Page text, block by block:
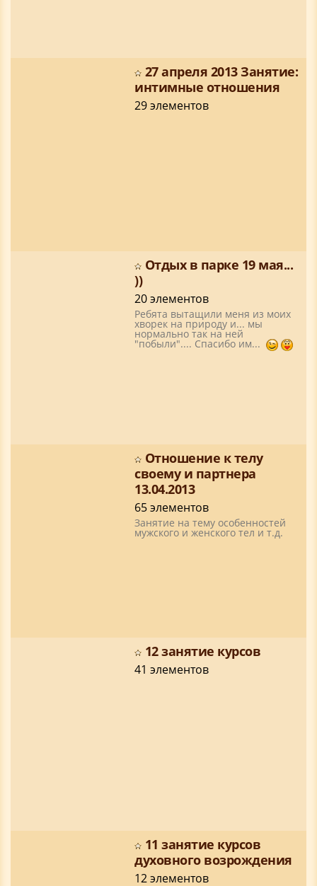
27 апреля 2013 Занятие:
интимные отношения
29 элементов
Отдых в парке 19 мая...
))
20 элементов
Ребята вытащили меня из моих
хворек на природу и... мы
нормально так на ней
"побыли".... Спасибо им...
Отношение к телу
своему и партнера
13.04.2013
65 элементов
Занятие на тему особенностей
мужского и женского тел и т.д.
12 занятие курсов
41 элементов
11 занятие курсов
духовного возрождения
12 элементов